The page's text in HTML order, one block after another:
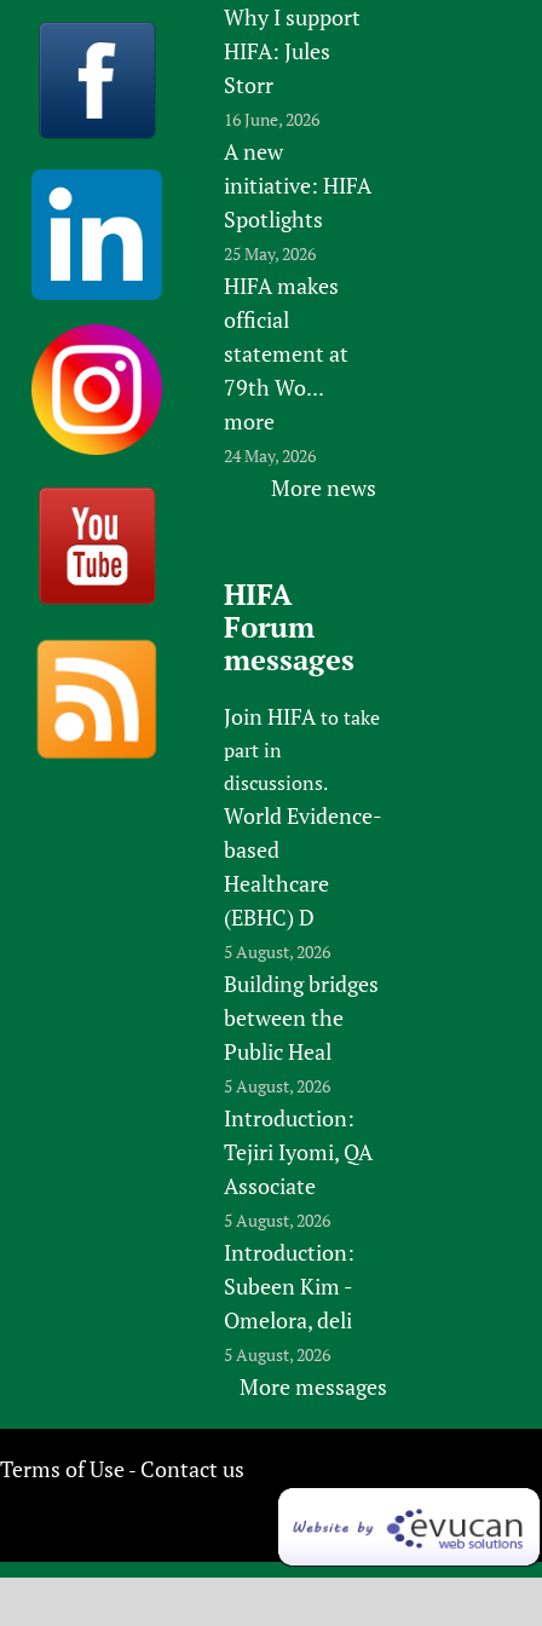
Why I support
HIFA: Jules
Storr
16 June, 2026
A new
initiative: HIFA
Spotlights
25 May, 2026
HIFA makes
official
statement at
79th Wo...
more
24 May, 2026
More news
HIFA
Forum
messages
Join HIFAto take
part in
discussions.
World Evidence-
based
Healthcare
(EBHC) D
5 August, 2026
Building bridges
between the
Public Heal
5 August, 2026
Introduction:
Tejiri Iyomi, QA
Associate
5 August, 2026
Introduction:
Subeen Kim -
Omelora, deli
5 August, 2026
More messages
Terms of Use- Contact us